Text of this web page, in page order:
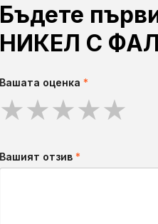
Бъдете
НИКЕЛ С
Вашата оценка *
★★★★★
Вашият отзив *